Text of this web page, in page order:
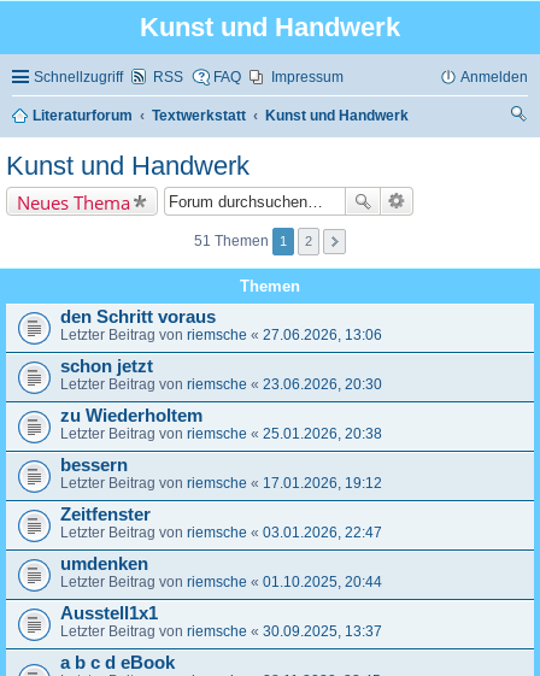
Kunst und Handwerk
Schnellzugriff RSS FAQ Impressum Anmelden
Literaturforum Textwerkstatt
Kunst und Handwerk
Kunst und Handwerk
Neues Thema
51 Themen 1 2
Themen
den Schritt voraus
Letzter Beitrag von riemsche « 27.06.2026, 13:06
schon jetzt
Letzter Beitrag von riemsche « 23.06.2026, 20:30
zu Wiederholtem
Letzter Beitrag von riemsche « 25.01.2026, 20:38
bessern
Letzter Beitrag von riemsche « 17.01.2026, 19:12
Zeitfenster
Letzter Beitrag von riemsche « 03.01.2026, 22:47
umdenken
Letzter Beitrag von riemsche « 01.10.2025, 20:44
Ausstell1x1
Letzter Beitrag von riemsche « 30.09.2025, 13:37
a b c d eBook